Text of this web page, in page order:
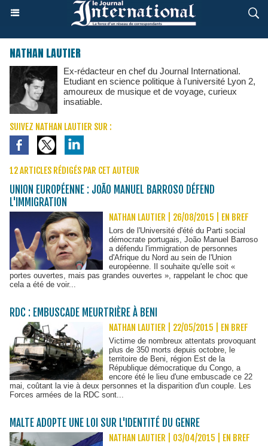
NATHAN LAUTIER
Ex-rédacteur en chef du Journal International.
Etudiant en science politique à l'université Lyon 2,
amoureux de musique et de voyage, curieux
insatiable.
SUIVEZ NATHAN LAUTIER SUR :
12 ARTICLES RÉDIGÉS PAR CET AUTEUR
UNION EUROPÉENNE : JOÃO MANUEL BARROSO DÉFEND
L'IMMIGRATION
NATHAN LAUTIER | 26/08/2015 EN BREF
Lors de l'Université d'été du Parti social
démocrate portugais, João Manuel Barroso
a défendu l'immigration de personnes
d'Afrique du Nord au sein de l'Union
européenne. Il souhaite qu'elle soit « ​
portes ouvertes, mais pas grandes ouvertes », rappelant le choc que
cela a été de voir...
RDC : EMBUSCADE MEURTRIÈRE À BENI
NATHAN LAUTIER | 22/05/2015 EN BREF
Victime de nombreux attentats provoquant
plus de 350 morts depuis octobre, le
territoire de Beni, région Est de la
République démocratique du Congo, a
encore été le lieu d'une embuscade ce 22
mai, coûtant la vie à deux personnes et la disparition d'un couple. Les
Forces armées de la RDC sont...
MALTE ADOPTE UNE LOI SUR L'IDENTITÉ DU GENRE
NATHAN LAUTIER | 03/04/2015 EN BREF